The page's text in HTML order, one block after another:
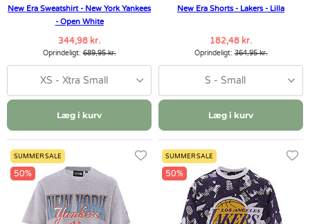
New Era Sweatshirt - New York Yankees
- Open White
344,98 kr.
Oprindeligt:689,95 kr.
XS - Xtra Small
Læg i kurv
New Era Shorts - Lakers - Lilla
182,48 kr.
Oprindeligt:364,95 kr.
S - Small
Læg i kurv
SUMMER SALE
50%
SUMMER SALE
50%